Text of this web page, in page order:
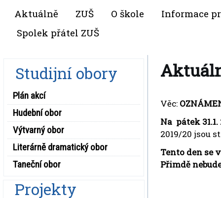
Aktuálně ZUŠ O škole
Informace
Spolek přátel ZUŠ
Studijní obory
Plán akcí
Hudební obor
Výtvarný obor
Literárně dramatický obor
Taneční obor
Projekty
Věc:
Na pátek 31.1.
2019/20 jsou
Tento den se
Přimdě